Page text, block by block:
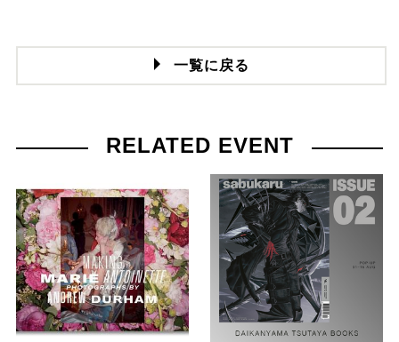
一覧に戻る
RELATED EVENT